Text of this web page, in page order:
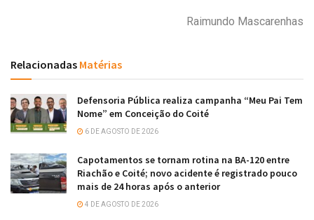
Raimundo Mascarenhas
Relacionadas Matérias
Defensoria Pública realiza campanha “Meu Pai Tem
Nome” em Conceição do Coité
6 DE AGOSTO DE 2026
Capotamentos se tornam rotina na BA-120 entre
Riachão e Coité; novo acidente é registrado pouco
mais de 24 horas após o anterior
4 DE AGOSTO DE 2026